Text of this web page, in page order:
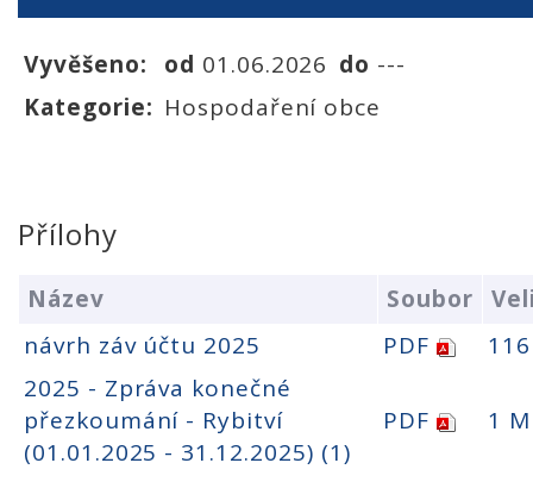
Vyvěšeno: od 01.06.2026 do ---
Kategorie: Hospodaření obce
Přílohy
Název Soubor
návrh záv účtu 2025
PDF
2025 - Zpráva konečné
přezkoumání - Rybitví
(01.01.2025 - 31.12.2025) (1)
PDF 1